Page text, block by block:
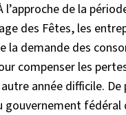
l’approche de la
des Fêtes, les
la demande des
compenser les
année difficile. De
gouvernement fédéral